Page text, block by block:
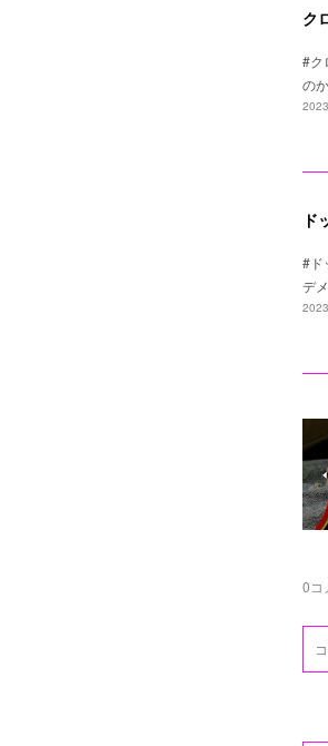
ク
#ク
の
ド
#ド
デ
0コ